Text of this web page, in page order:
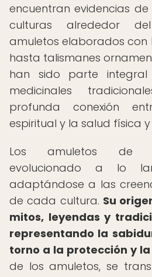
encuentran evidencias
culturas alrededor
amuletos elaborados con
hasta talismanes
han sido parte
medicinales
profunda conexión
espiritual y la salud física
Los amuletos de
evolucionado a lo
adaptándose a las
de cada cultura. Su
mitos, leyendas y
representando la
torno a la protección y
de los amuletos, se